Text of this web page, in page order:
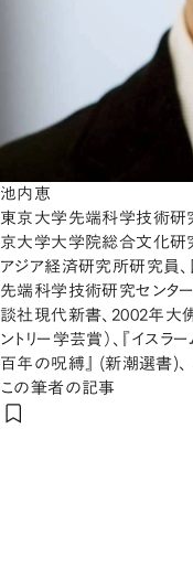
池内恵
東京大学先端科学技術研
京大学大学院総合文化研
アジア経済研究所研究員
先端科学技術研究センタ
談社現代新書、2002年大
ントリー学芸賞）、『イス
百年の呪縛』 (新潮選書)、
この筆者の記事